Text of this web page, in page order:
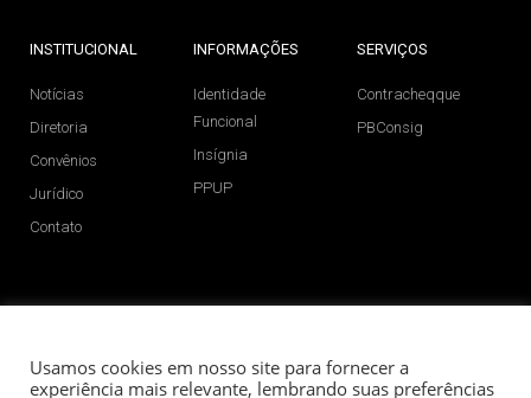
INSTITUCIONAL
Notícias
Diretoria
Convênios
Jurídico
Contato
INFORMAÇÕES
Identidade
Funcional
Insígnia
PPUP
SERVIÇOS
Contracheqque
PBConsig
Usamos cookies em nosso site para fornecer a
experiência mais relevante, lembrando suas preferências